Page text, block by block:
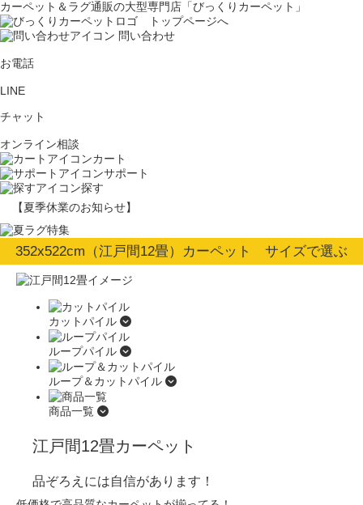
カーペット＆ラグ通販の大型専門店「びっくりカーペット」
問い合わせ
お電話
LINE
チャット
オンライン相談
カート
サポート
探す
【夏季休業のお知らせ】
352x522cm（江戸間12畳）カーペット サイズで選ぶ
カットパイル
ループパイル
ループ＆カットパイル
商品一覧
江戸間12畳カーペット
品ぞろえには自信があります！